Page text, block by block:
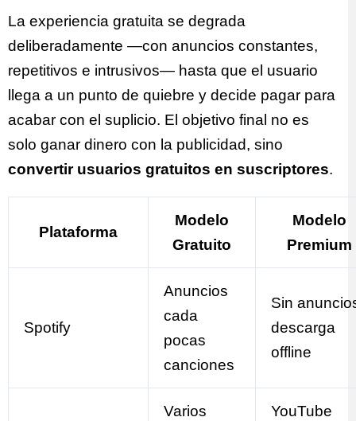
La experiencia gratuita se degrada
deliberadamente —con anuncios constantes,
repetitivos e intrusivos— hasta que el usuario
llega a un punto de quiebre y decide pagar para
acabar con el suplicio. El objetivo final no es
solo ganar dinero con la publicidad, sino
convertir usuarios gratuitos en suscriptores.
Plataforma
Modelo
Gratuito
Modelo
Premium
Spotify
Anuncios
cada
pocas
canciones
Sin
descarga
offline
Varios
YouTube